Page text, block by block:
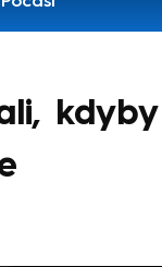
kdyby